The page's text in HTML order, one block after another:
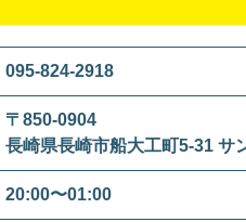
095-824-2918
〒850-0904
長崎県長崎市船大工町5-31 サ
20:00〜01:00